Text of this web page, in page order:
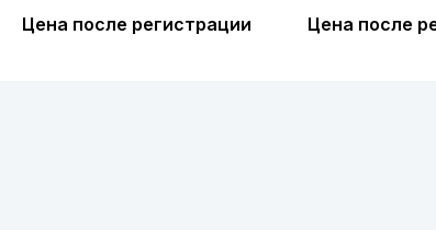
Цена после регистрации Цена после